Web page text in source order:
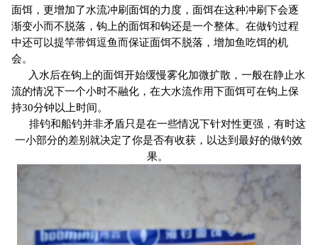
面饵，更增加了水流冲刷面饵的力度，面饵在这种冲刷下会逐
渐变小而不脱落，钩上的面饵和钩还是一个整体。在做钓过程
中还可以提竿带饵逗鱼而保证面饵不脱落，增加鱼吃饵的机
会。
入水后在钩上的面饵开始缓慢雾化加微扩散，一般在静止水
流的情况下一个小时不融化，在大水流作用下面饵可在钩上保
持30分钟以上时间。
排钓和船钓并非矛盾只是在一些情况下针对性更强，有时这
一小部分的差别就决定了你是否有收获，以达到最好的做钓效
果。